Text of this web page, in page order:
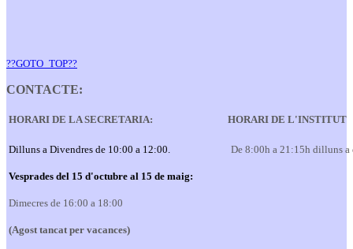
??GOTO_TOP??
CONTACTE:
HORARI DE LA SECRETARIA: HORARI DE L'INSTITUT
Dilluns a Divendres de 10:00 a 12:00.
Vesprades del 15 d'octubre al 15 de maig:
Dimecres de 16:00 a 18:00
(Agost tancat per vacances)
De 8:00h a 21:15h dilluns a